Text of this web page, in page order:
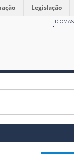
Legislação
IDIOMAS